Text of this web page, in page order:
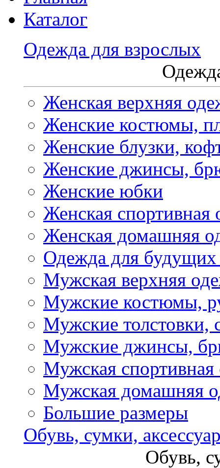
Каталог
Одежда для взрослых
Женская верхняя
Женские костюмы,
Женские блузки,
Женские джинсы,
Женские юбки
Женская спортивная
Женская домашняя
Одежда для
Мужская верхняя
Мужские костюмы,
Мужские толстовки,
Мужские джинсы,
Мужская спортивная
Мужская домашняя
Большие размеры
Обувь, сумки,
Обувь,